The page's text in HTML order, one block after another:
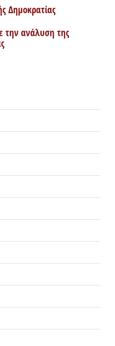
Δημοκρατίας
την ανάλυση της